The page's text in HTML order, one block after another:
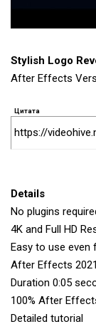
Stylish Logo
After Effects
Цитата
https://
Details
No plugins
4K and Full HD
Easy to use even
After Effects
Duration 0:05
100% After
Detailed tutorial